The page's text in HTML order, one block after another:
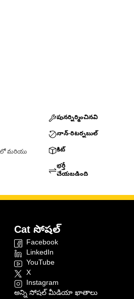
మరియు
పునర్నిర్మించినవి
నాన్-రిటర్నబుల్
కిట్
భర్తీ
చేయబడింది
Cat సోషల్
Facebook
LinkedIn
YouTube
X
Instagram
అన్ని సోషల్ మీడియా ఖాతాలు